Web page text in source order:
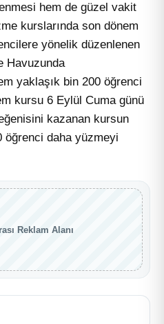
hem de güzel vakit
kurslarında son dönem
yönelik düzenlenen
Havuzunda
yaklaşık bin 200 öğrenci
kursu 6 Eylül Cuma günü
kazanan kursun
öğrenci daha yüzmeyi
Reklam Alanı